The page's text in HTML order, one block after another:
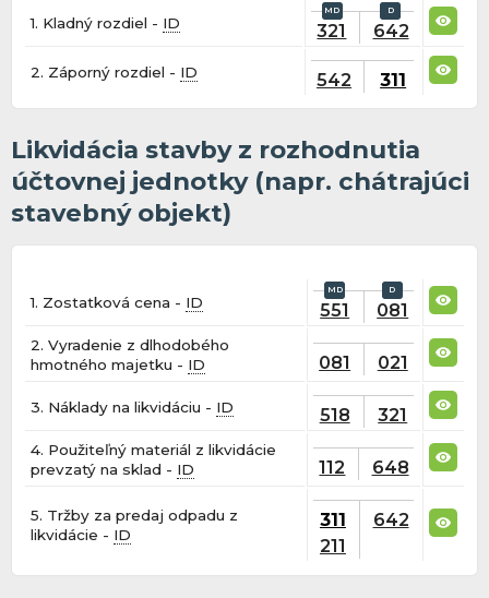
1. Kladný rozdiel - ID 321 642
2. Záporný rozdiel - ID 542 311
Likvidácia stavby z rozhodnutia
účtovnej jednotky (napr. chátrajúci
stavebný objekt)
1. Zostatková cena - ID 551 081
2. Vyradenie z dlhodobého
hmotného majetku - ID 081 021
3. Náklady na likvidáciu - ID 518 321
4. Použiteľný materiál z likvidácie
prevzatý na sklad - ID 112 648
5. Tržby za predaj odpadu z
likvidácie - ID
311
211
642